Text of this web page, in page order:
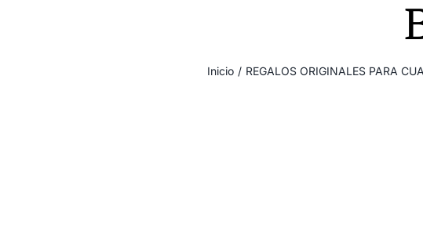
Inicio / REGALOS ORIGINALES PARA